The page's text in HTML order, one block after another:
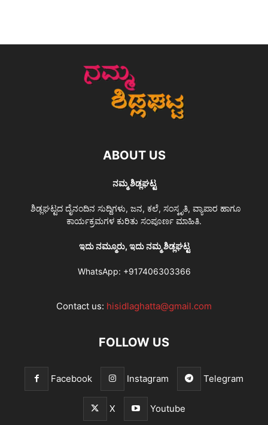
ABOUT US
ನಮ್ಮ ಶಿಡ್ಲಘಟ್ಟ
ಶಿಡ್ಲಘಟ್ಟದ ದೈನಂದಿನ ಸುದ್ದಿಗಳು, ಜನ, ಕಲೆ, ಸಂಸ್ಕೃತಿ, ವ್ಯಾಪಾರ ಹಾಗೂ
ಕಾರ್ಯಕ್ರಮಗಳ ಕುರಿತು ಸಂಪೂರ್ಣ ಮಾಹಿತಿ.
ಇದು ನಮ್ಮೂರು, ಇದು ನಮ್ಮ ಶಿಡ್ಲಘಟ್ಟ
WhatsApp: +917406303366
Contact us: hisidlaghatta@gmail.com
FOLLOW US
Facebook Instagram Telegram
X Youtube